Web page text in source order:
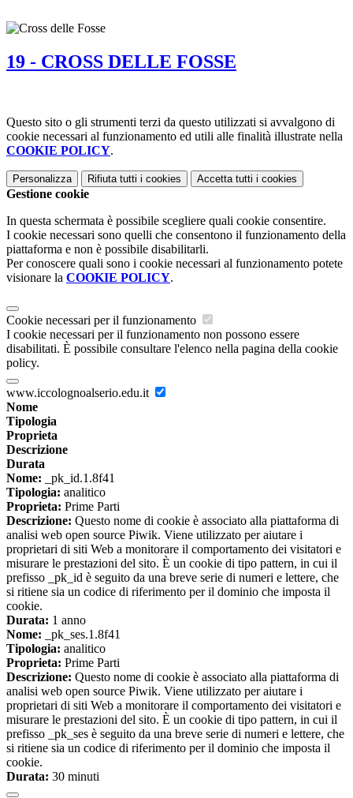
19 - CROSS DELLE FOSSE
Questo sito o gli strumenti terzi da questo utilizzati si avvalgono di
cookie necessari al funzionamento ed utili alle finalità illustrate nella
COOKIE POLICY.
Personalizza Rifiuta tutti i cookies Accetta tutti i cookies
Gestione cookie
In questa schermata è possibile scegliere quali cookie consentire.
I cookie necessari sono quelli che consentono il funzionamento della
piattaforma e non è possibile disabilitarli.
Per conoscere quali sono i cookie necessari al funzionamento potete
visionare la COOKIE POLICY.
Cookie necessari per il funzionamento
I cookie necessari per il funzionamento non possono essere
disabilitati. È possibile consultare l'elenco nella pagina della cookie
policy.
www.iccolognoalserio.edu.it
Nome
Tipologia
Proprieta
Descrizione
Durata
Nome: _pk_id.1.8f41
Tipologia: analitico
Proprieta: Prime Parti
Descrizione: Questo nome di cookie è associato alla piattaforma di
analisi web open source Piwik. Viene utilizzato per aiutare i
proprietari di siti Web a monitorare il comportamento dei visitatori e
misurare le prestazioni del sito. È un cookie di tipo pattern, in cui il
prefisso _pk_id è seguito da una breve serie di numeri e lettere, che
si ritiene sia un codice di riferimento per il dominio che imposta il
cookie.
Durata: 1 anno
Nome: _pk_ses.1.8f41
Tipologia: analitico
Proprieta: Prime Parti
Descrizione: Questo nome di cookie è associato alla piattaforma di
analisi web open source Piwik. Viene utilizzato per aiutare i
proprietari di siti Web a monitorare il comportamento dei visitatori e
misurare le prestazioni del sito. È un cookie di tipo pattern, in cui il
prefisso _pk_ses è seguito da una breve serie di numeri e lettere, che
si ritiene sia un codice di riferimento per il dominio che imposta il
cookie.
Durata: 30 minuti